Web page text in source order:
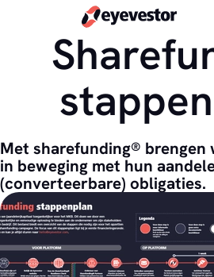
Met sharefunding® brengen
in beweging met hun
(converteerbare) obligaties.